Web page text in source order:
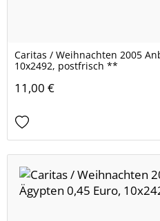
Caritas / Weihnachten 2005
10x2492, postfrisch **
11,00 €